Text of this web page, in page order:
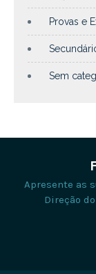
Provas e
Sem
Apresente as
Direção